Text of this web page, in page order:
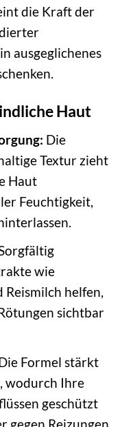
die Kraft der
ausgeglichenes
Haut
Die
Textur zieht
Haut
Feuchtigkeit,
wie
helfen,
sichtbar
Formel stärkt
wodurch Ihre
geschützt
gegen Reizungen